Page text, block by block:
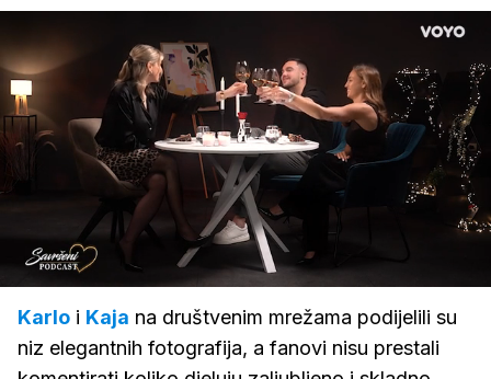
Upali
zvuk
/
2.06%
Karlo i Kaja na društvenim mrežama podijelili su
niz elegantnih fotografija, a fanovi nisu prestali